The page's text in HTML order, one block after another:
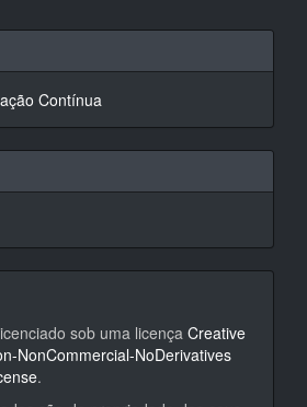
Contínua
sob uma licença Creative
NonCommercial-NoDerivatives
.